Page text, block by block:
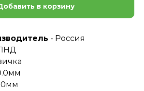
в корзину
- Россия